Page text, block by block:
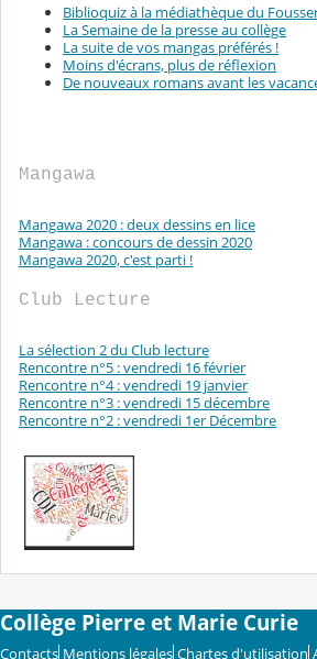
Biblioquiz à la médiathèque du
La Semaine de la presse au collège
La suite de vos mangas préférés !
Moins d'écrans, plus de réflexion
De nouveaux romans avant les
Mangawa
Mangawa 2020 : deux dessins en lice
Mangawa : concours de dessin 2020
Mangawa 2020, c'est parti !
Club Lecture
La sélection 2 du Club lecture
Rencontre n°5 : vendredi 16 février
Rencontre n°4 : vendredi 19 janvier
Rencontre n°3 : vendredi 15 décembre
Rencontre n°2 : vendredi 1er Décembre
Collège Pierre et Marie Curie
Contacts Mentions légales Chartes d'utilisation